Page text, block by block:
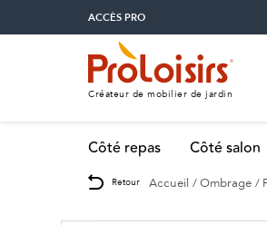
ACCÈS PRO
Créateur de mobilier de jardin
Côté repas Côté salon
Retour Accueil Ombrage